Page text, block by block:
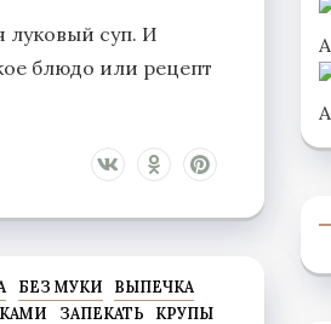
луковый суп. И
блюдо или рецепт
БЕЗ МУКИ
ВЫПЕЧКА
ЗАПЕКАТЬ
КРУПЫ